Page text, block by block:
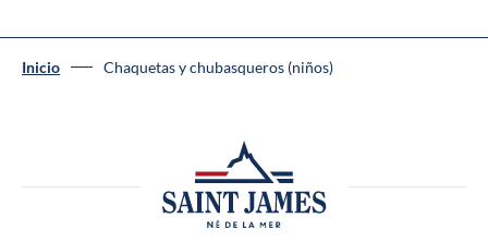
Inicio Chaquetas y chubasqueros (niños)